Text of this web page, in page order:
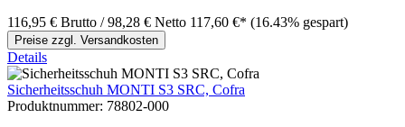
116,95 € Brutto / 98,28 € Netto 117,60 €* (16.43% gespart)
Preise zzgl. Versandkosten
Details
Sicherheitsschuh MONTI S3 SRC, Cofra
Produktnummer: 78802-000